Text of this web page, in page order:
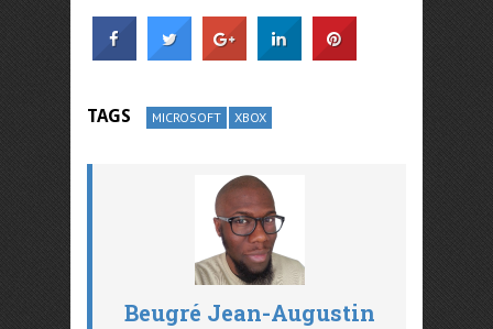
TAGS MICROSOFT XBOX
Beugré Jean-Augustin